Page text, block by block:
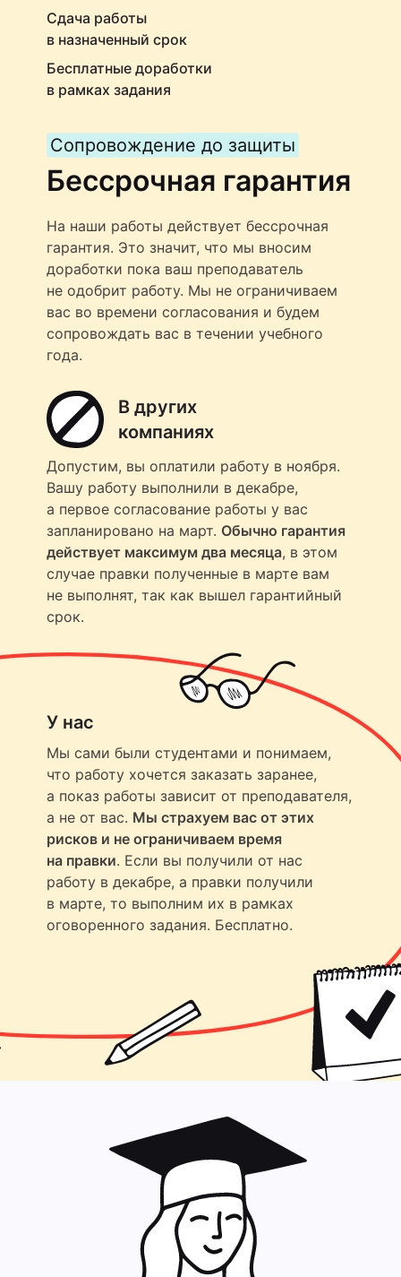
Сдача работы
в назначенный срок
Бесплатные доработки
в рамках задания
Сопровождение до защиты
Бессрочная гарантия
На наши работы действует бессрочная
гарантия. Это значит, что мы вносим
доработки пока ваш преподаватель
не одобрит работу. Мы не ограничиваем
вас во времени согласования и будем
сопровождать вас в течении учебного
года.
В других
компаниях
Допустим, вы оплатили работу в ноября.
Вашу работу выполнили в декабре,
а первое согласование работы у вас
запланировано на март. Обычно гарантия
действует максимум два месяца, в этом
случае правки полученные в марте вам
не выполнят, так как вышел гарантийный
срок.
У нас
Мы сами были студентами и понимаем,
что работу хочется заказать заранее,
а показ работы зависит от преподавателя,
а не от вас. Мы страхуем вас от этих
рисков и не ограничиваем время
на правки. Если вы получили от нас
работу в декабре, а правки получили
в марте, то выполним их в рамках
оговоренного задания. Бесплатно.